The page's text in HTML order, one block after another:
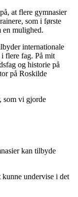
at flere gymnasier
som i første
en mulighed.
internationale
flere fag. På mit
og historie på
på Roskilde
som vi gjorde
kan tilbyde
undervise i det